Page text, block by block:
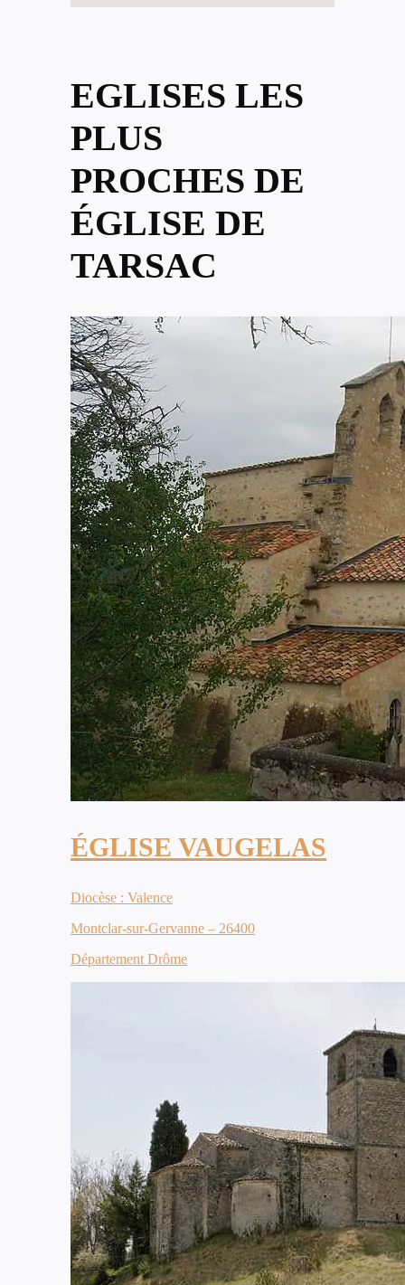
EGLISES LES
PLUS
PROCHES DE
ÉGLISE DE
TARSAC
ÉGLISE VAUGELAS
Diocèse : Valence
Montclar-sur-Gervanne – 26400
Département Drôme